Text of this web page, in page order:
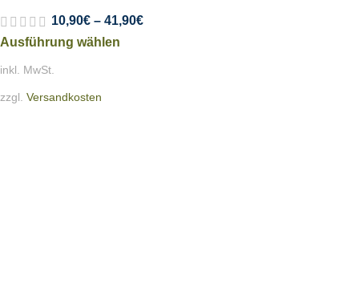
10,90€ – 41,90€
Ausführung wählen
inkl. MwSt.
zzgl. Versandkosten